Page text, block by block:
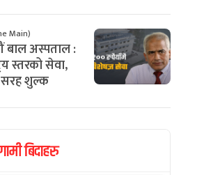
Main)
बाल अस्पताल :
स्तरको सेवा,
सरह शुल्क
बिदाहरु